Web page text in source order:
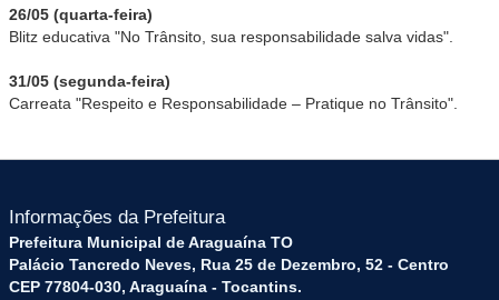
26/05 (quarta-feira)
Blitz educativa "No Trânsito, sua responsabilidade salva vidas".
31/05 (segunda-feira)
Carreata "Respeito e Responsabilidade – Pratique no Trânsito".
Informações da Prefeitura
Prefeitura Municipal de Araguaína TO
Palácio Tancredo Neves, Rua 25 de Dezembro, 52 - Centro
CEP 77804-030, Araguaína - Tocantins.